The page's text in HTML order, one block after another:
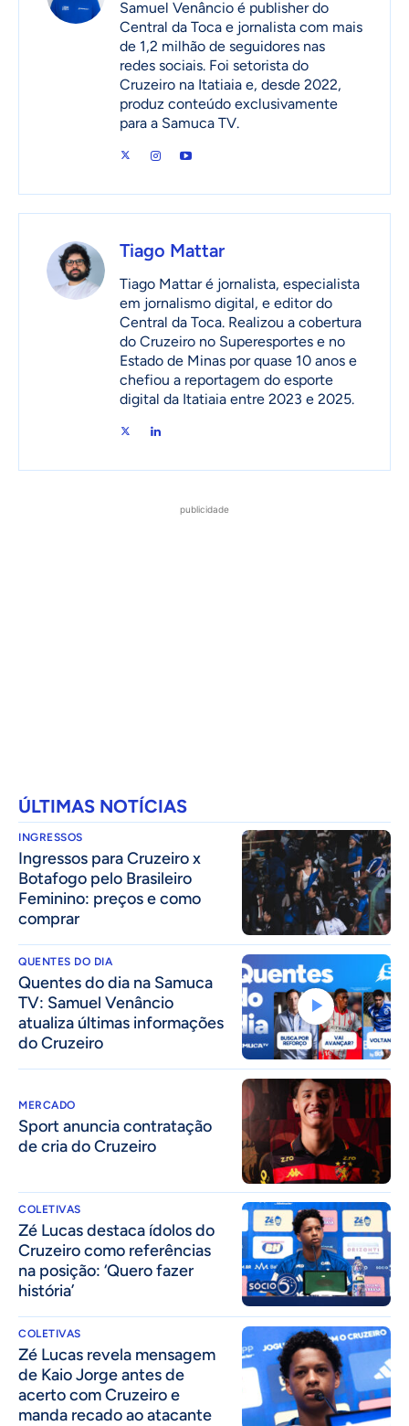
Samuel Venâncio é publisher do
Central da Toca e jornalista com mais
de 1,2 milhão de seguidores nas
redes sociais. Foi setorista do
Cruzeiro na Itatiaia e, desde 2022,
produz conteúdo exclusivamente
para a Samuca TV.
Tiago Mattar
Tiago Mattar é jornalista, especialista
em jornalismo digital, e editor do
Central da Toca. Realizou a cobertura
do Cruzeiro no Superesportes e no
Estado de Minas por quase 10 anos e
chefiou a reportagem do esporte
digital da Itatiaia entre 2023 e 2025.
publicidade
ÚLTIMAS NOTÍCIAS
INGRESSOS
Ingressos para Cruzeiro x
Botafogo pelo Brasileiro
Feminino: preços e como
comprar
QUENTES DO DIA
Quentes do dia na Samuca
TV: Samuel Venâncio
atualiza últimas informações
do Cruzeiro
MERCADO
Sport anuncia contratação
de cria do Cruzeiro
COLETIVAS
Zé Lucas destaca ídolos do
Cruzeiro como referências
na posição: ‘Quero fazer
história’
COLETIVAS
Zé Lucas revela mensagem
de Kaio Jorge antes de
acerto com Cruzeiro e
manda recado ao atacante